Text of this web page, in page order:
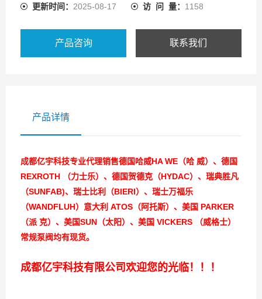
更新时间： 2025-08-17 访 问 量： 1158
产品咨询 联系我们
产品详情
成都亿宇科技专业代理销售德国哈威HA WE（哈 威）、德国
REXROTH （力士乐）、德国贺德克（HYDAC）、瑞典胜凡
（SUNFAB)、瑞士比利（BIERI）、瑞士万福乐
（WANDFLUH）意大利 ATOS（阿托斯）、美国 PARKER
（派 克）、美国SUN（太阳）、美国 VICKERS （威格士）
常规泵阀均有现货。
成都亿宇科技有限公司欢迎您的光临！！！